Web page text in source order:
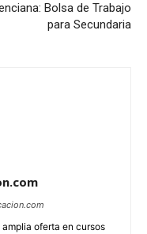
Bolsa de Trabajo
para Secundaria
oferta en cursos